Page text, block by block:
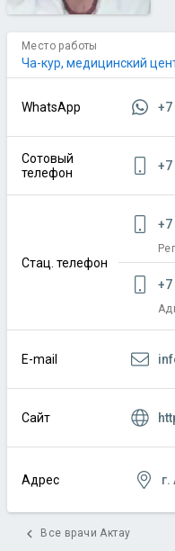
Место работы
Ча-кур, медицинский
WhatsApp +7
Сотовый
телефон
+7
Стац. телефон
+7
+7
E-mail
Сайт
Адрес
chevron_left Все врачи Актау